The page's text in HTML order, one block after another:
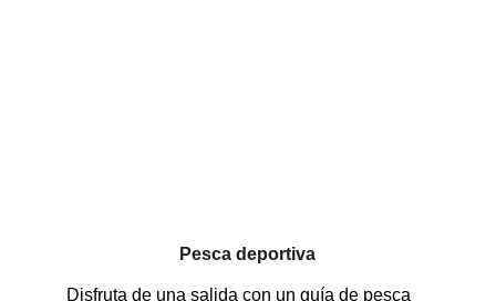
Pesca deportiva
Disfruta de una salida con un guía de pesca